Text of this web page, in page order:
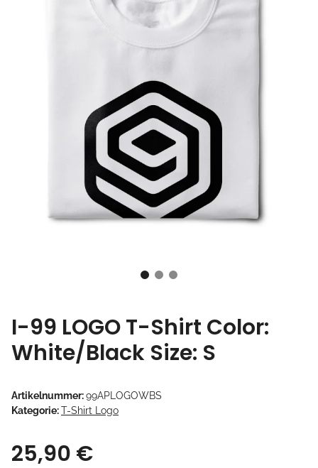
I-99 LOGO T-Shirt Color:
White/Black Size: S
Artikelnummer:99APLOGOWBS
Kategorie:T-Shirt Logo
25,90 €